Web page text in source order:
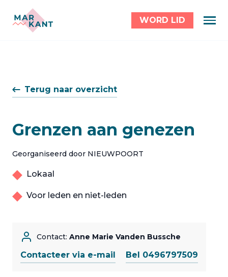
WORD LID
Terug naar overzicht
Grenzen aan genezen
Georganiseerd door NIEUWPOORT
Lokaal
Voor leden en niet-leden
Contact: Anne Marie Vanden Bussche
Contacteer via e-mail Bel 0496797509